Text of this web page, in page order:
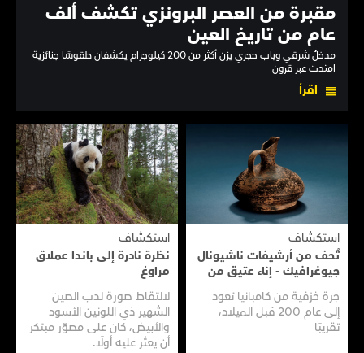
مقبرة من العصر البرونزي تكشف ألف
عام من تاريخ العين
مدخلٌ شرقي وباب حجري يزن أكثر من 200 كيلوجرام يكشفان طقوسًا جنائزية
امتدت عبر قرون
اقرأ
استكشاف
تُحف من أرشيفات ناشيونال
جيوغرافيك - إناء عتيق من
سفينـة عتيقـة
جرة خزفية من كامبانيا تعود
إلى عام 200 قبل الميلاد،
تقريبًا
استكشاف
نظرة نادرة إلى بانـدا عملاق
مراوغ
لالتقاط صورة لدب الصين
الشهير ذي اللونين الأسود
والأبيض، كان على مصوّر مبتكر
أن يعثر عليه أولًا.